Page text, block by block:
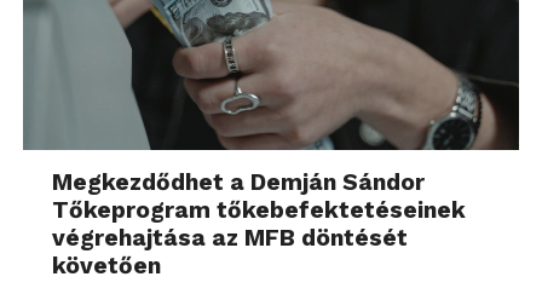
Megkezdődhet a Demján Sándor
Tőkeprogram tőkebefektetéseinek
végrehajtása az MFB döntését
követően